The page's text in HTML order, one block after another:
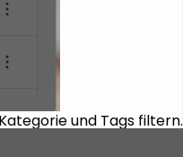
und Tags filtern.